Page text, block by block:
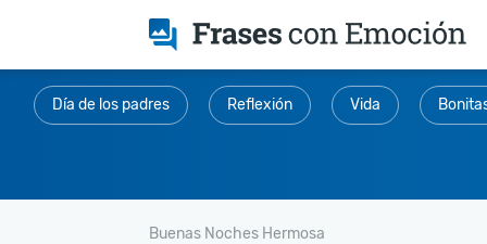
Día de los padres Reflexión Vida
Buenas Noches Hermosa